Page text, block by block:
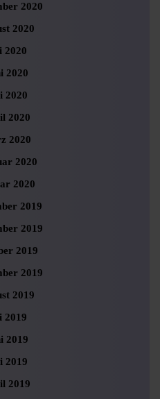
2020
2020
2020
2020
2020
2020
2020
2020
2020
2019
2019
2019
2019
2019
2019
2019
2019
2019